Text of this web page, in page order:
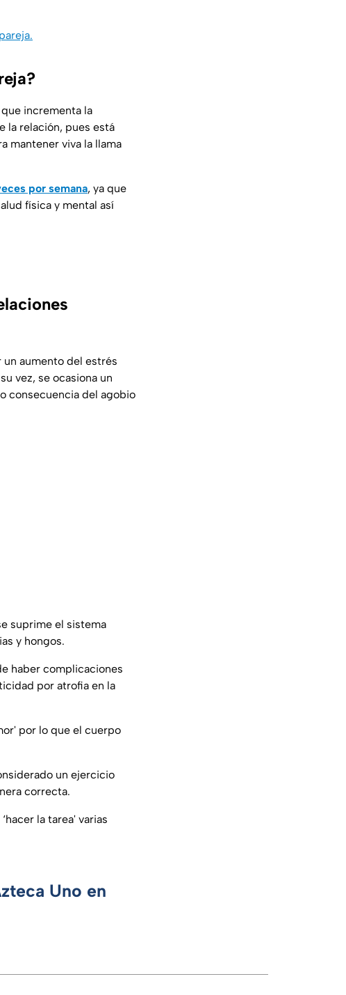
que incrementa la
la relación, pues está
mantener viva la llama
por semana, ya que
física y mental así
aumento del estrés
vez, se ocasiona un
consecuencia del agobio
suprime el sistema
y hongos.
haber complicaciones
por atrofia en la
por lo que el cuerpo
un ejercicio
correcta.
la tarea' varias
Uno en